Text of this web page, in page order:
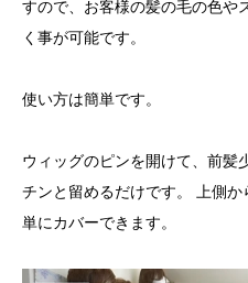
すので、お客様の髪の毛の色や
く事が可能です。
使い方は簡単です。
ウィッグのピンを開けて、前髪
チンと留めるだけです。 上側
単にカバーできます。